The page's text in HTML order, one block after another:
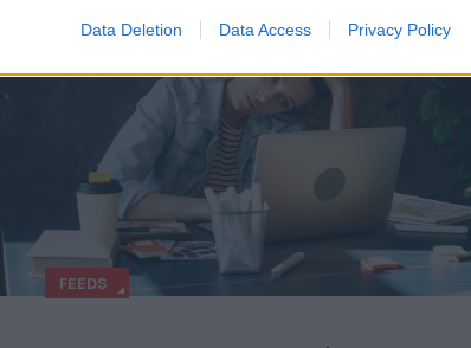
Data Deletion Data Access Privacy Policy
FEEDS